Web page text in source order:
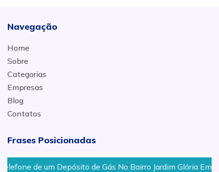
Navegação
Home
Sobre
Categorias
Empresas
Blog
Contatos
Frases Posicionadas
de um Depósito de Gás No Bairro Jardim Glória Em